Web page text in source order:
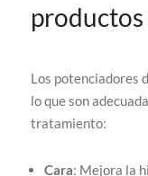
Los potenciadores
lo que son
tratamiento:
Cara: Mejora la